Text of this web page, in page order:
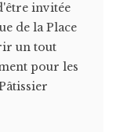
invitée
de la Place
un tout
pour les